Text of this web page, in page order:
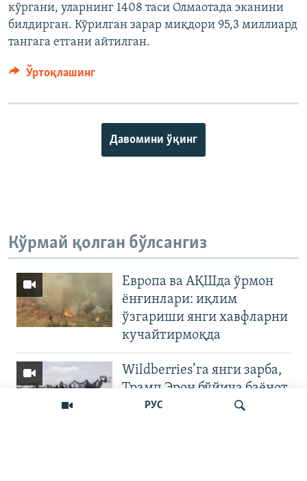
РУС
кўргани, уларнинг 1408 таси Олмаотада эканини
билдирган. Кўрилган зарар миқдори 95,3 миллиард
тангага етгани айтилган.
Ўртоқлашинг
Давомини ўқинг
Кўрмай қолган бўлсангиз
Европа ва АҚШда ўрмон
ёнғинлари: иқлим
ўзгариши янги хавфларни
кучайтирмоқда
Wildberries’га янги зарба,
Трамп Эрон бўйича баёнот
қилди